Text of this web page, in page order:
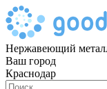
Нержавеющий
Ваш город
Краснодар